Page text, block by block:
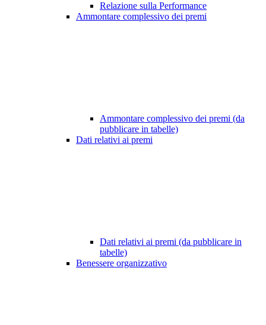
Relazione sulla Performance
Ammontare complessivo dei premi
Ammontare complessivo dei premi (da
pubblicare in tabelle)
Dati relativi ai premi
Dati relativi ai premi (da pubblicare in
tabelle)
Benessere organizzativo